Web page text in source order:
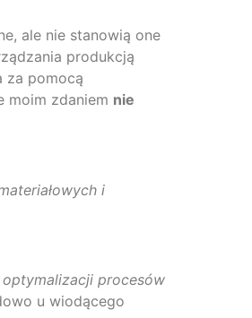
ale nie stanowią one
produkcją
za pomocą
moim zdaniem nie
i
optymalizacji procesów
u wiodącego